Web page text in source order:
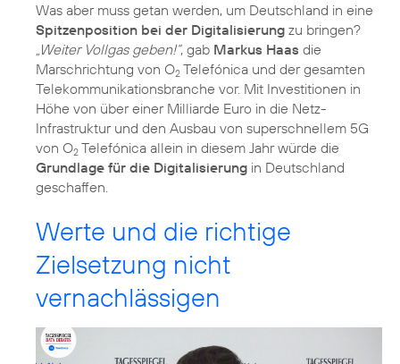
Was aber muss getan werden, um Deutschland in eine
Spitzenposition bei der Digitalisierung zu bringen?
„Weiter Vollgas geben!“, gab Markus Haas die
Marschrichtung von O2 Telefónica und der gesamten
Telekommunikationsbranche vor. Mit Investitionen in
Höhe von über einer Milliarde Euro in die Netz-
Infrastruktur und den Ausbau von superschnellem 5G
von O2 Telefónica allein in diesem Jahr würde die
Grundlage für die Digitalisierung in Deutschland
geschaffen.
Werte und die richtige
Zielsetzung nicht
vernachlässigen